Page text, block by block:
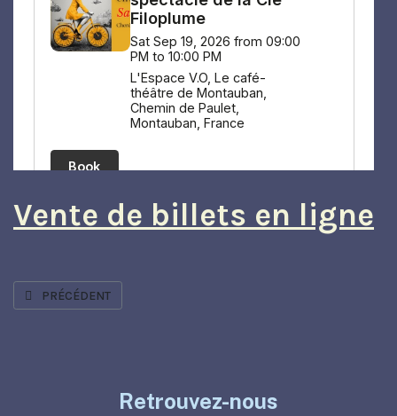
Vente de billets en ligne
ARTICLE PRÉCÉDENT : MECENAT
PRÉCÉDENT
Retrouvez-nous